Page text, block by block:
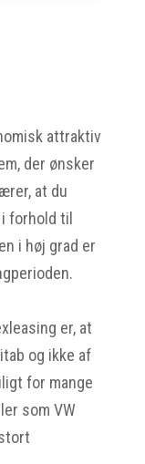
attraktiv
der ønsker
at du
forhold til
i høj grad er
er, at
og ikke af
for mange
som VW